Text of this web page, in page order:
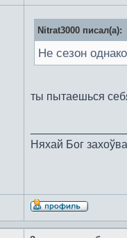
Nitrat3000 писал(а):
Не сезон
ты пытаешься
Няхай Бог